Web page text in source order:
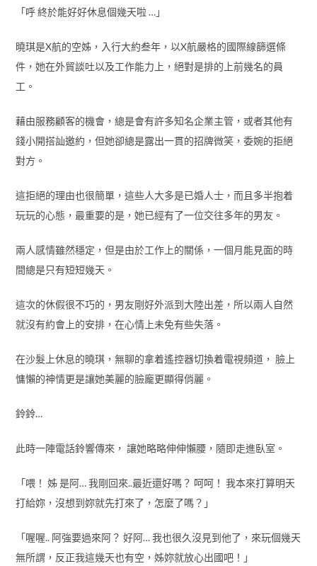
「呼 終於能好好休息個幾天啦 …」
曉琪是X航的空姊，入行大約叁年，以X航嚴格的國際線篩選條
件，她在外貿談吐以及工作能力上，絕對是排的上前幾名的員
工。
藉由服務顧客的機會，總是會有許多知名企業主管，或者其他有
錢小開搭訕邀約，但她卻總是露出一貫的招牌微笑，委婉的拒絕
對方。
這拒絕的理由也很簡單，這些人大多是已婚人士，而且多半抱着
玩玩的心態，最重要的是，她已經有了一位交往多年的男友。
兩人感情雖然穩定，但是由於工作上的關係，一個月能見面的時
間總是只有短短幾天。
這次的休假很不巧的，男友剛好外派到大陸出差，所以兩人自然
就沒有約會上的安排，在心情上未免有些失落。
在沙髮上休息的曉琪，無聊的拿着遙控器切換着電視頻道， 臉上
慵懶的神情更是讓她美麗的臉龐更顯得俏麗。
鈴鈴…
此時一陣電話鈴響傳來， 讓她略略伸伸懶腰，隨即走進臥室。
「喂！ 姊 是阿… 我剛回來..最近還好嗎？ 呵呵！ 我本來打算明天
打給妳，沒想到妳就先打來了，怎麼了嗎？」
「喔喔.. 阿強要過來阿？ 好阿… 我也很久沒見到他了，來玩個幾天
無所謂，反正我這幾天也有空，姊妳就放心出國吧！」